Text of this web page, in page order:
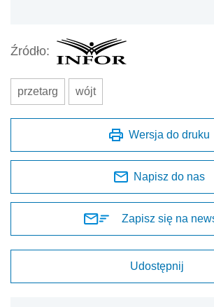
Źródło:
przetarg wójt
Wersja do druku
Napisz do nas
Zapisz się na
Udostępnij